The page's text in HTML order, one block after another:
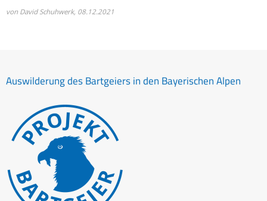
von David Schuhwerk, 08.12.2021
Auswilderung des Bartgeiers in den Bayerischen Alpen